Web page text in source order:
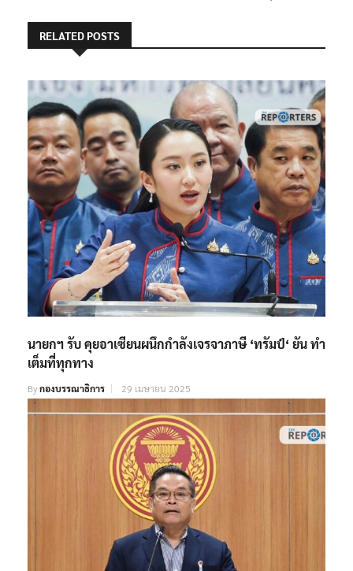
RELATED POSTS
นายกฯ รับ คุยอาเซียนผนึกกำลังเจรจาภาษี ‘ทรัมป์‘ ยัน ทำ
เต็มที่ทุกทาง
Byกองบรรณาธิการ 29 เมษายน 2025